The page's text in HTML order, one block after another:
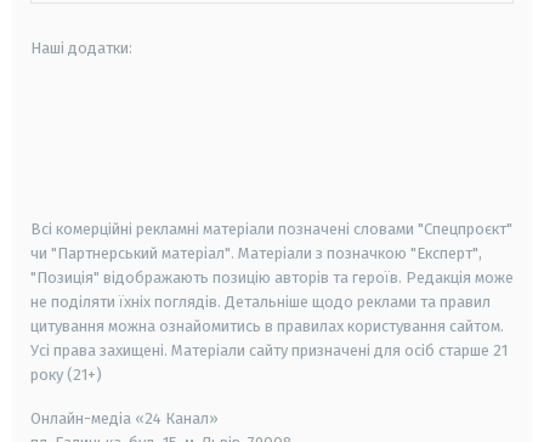
Наші додатки:
Всі комерційні рекламні матеріали позначені словами "Спецпроєкт"
чи "Партнерський матеріал". Матеріали з позначкою "Експерт",
"Позиція" відображають позицію авторів та героїв. Редакція може
не поділяти їхніх поглядів. Детальніше щодо реклами та правил
цитування можна ознайомитись в правилах користування сайтом.
Усі права захищені. Матеріали сайту призначені для осіб старше 21
року (21+)
Онлайн-медіа «24 Канал»